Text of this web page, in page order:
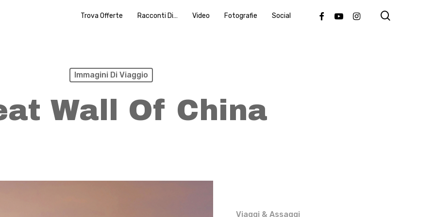
Trova Offerte Racconti Di… Video Fotografie Social FacebookYoutubeInstagram
Immagini Di Viaggio
Wall Of China
Viaggi & Assaggi